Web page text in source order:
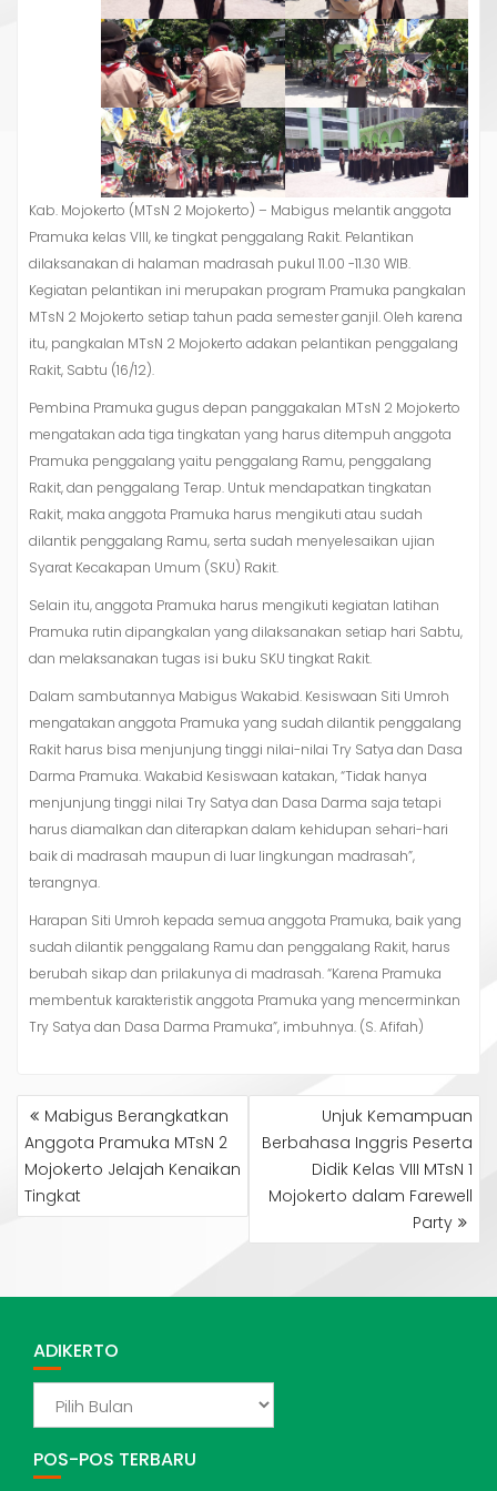
Kab. Mojokerto (MTsN 2 Mojokerto) – Mabigus melantik anggota
Pramuka kelas VIII, ke tingkat penggalang Rakit. Pelantikan
dilaksanakan di halaman madrasah pukul 11.00 -11.30 WIB.
Kegiatan pelantikan ini merupakan program Pramuka pangkalan
MTsN 2 Mojokerto setiap tahun pada semester ganjil. Oleh karena
itu, pangkalan MTsN 2 Mojokerto adakan pelantikan penggalang
Rakit, Sabtu (16/12).
Pembina Pramuka gugus depan panggakalan MTsN 2 Mojokerto
mengatakan ada tiga tingkatan yang harus ditempuh anggota
Pramuka penggalang yaitu penggalang Ramu, penggalang
Rakit, dan penggalang Terap. Untuk mendapatkan tingkatan
Rakit, maka anggota Pramuka harus mengikuti atau sudah
dilantik penggalang Ramu, serta sudah menyelesaikan ujian
Syarat Kecakapan Umum (SKU) Rakit.
Selain itu, anggota Pramuka harus mengikuti kegiatan latihan
Pramuka rutin dipangkalan yang dilaksanakan setiap hari Sabtu,
dan melaksanakan tugas isi buku SKU tingkat Rakit.
Dalam sambutannya Mabigus Wakabid. Kesiswaan Siti Umroh
mengatakan anggota Pramuka yang sudah dilantik penggalang
Rakit harus bisa menjunjung tinggi nilai-nilai Try Satya dan Dasa
Darma Pramuka. Wakabid Kesiswaan katakan, “Tidak hanya
menjunjung tinggi nilai Try Satya dan Dasa Darma saja tetapi
harus diamalkan dan diterapkan dalam kehidupan sehari-hari
baik di madrasah maupun di luar lingkungan madrasah”,
terangnya.
Harapan Siti Umroh kepada semua anggota Pramuka, baik yang
sudah dilantik penggalang Ramu dan penggalang Rakit, harus
berubah sikap dan prilakunya di madrasah. “Karena Pramuka
membentuk karakteristik anggota Pramuka yang mencerminkan
Try Satya dan Dasa Darma Pramuka”, imbuhnya. (S. Afifah)
NAVIGASI
POSMabigus Berangkatkan
Anggota Pramuka MTsN 2
Mojokerto Jelajah Kenaikan
Tingkat
Unjuk Kemampuan
Berbahasa Inggris Peserta
Didik Kelas VIII MTsN 1
Mojokerto dalam Farewell
Party
ADIKERTO
POS-POS TERBARU